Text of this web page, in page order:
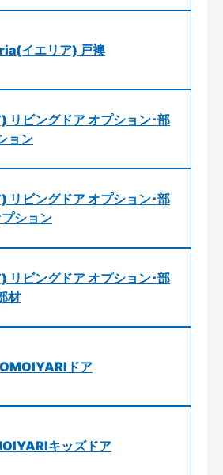
イエリア) 戸襖
リビングドア オプション･部
ョン
リビングドア オプション･部
ション
リビングドア オプション･部
材
OMOIYARIドア
キッズドア